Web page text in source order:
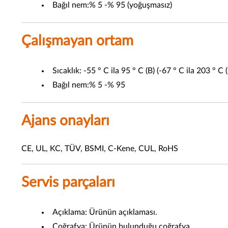
Bağıl nem:% 5 -% 95 (yoğuşmasız)
Çalışmayan ortam
Sıcaklık: -55 ° C ila 95 ° C (B) (-67 ° C ila 203 ° C
Bağıl nem:% 5 -% 95
Ajans onayları
CE, UL, KC, TÜV, BSMI, C-Kene, CUL, RoHS
Servis parçaları
Açıklama: Ürünün açıklaması.